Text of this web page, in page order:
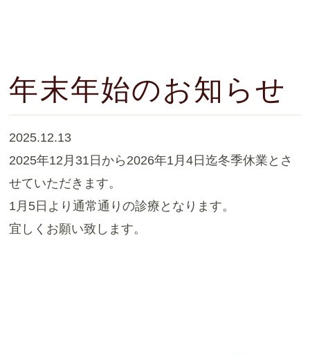
年末年始のお知らせ
2025.12.13
2025年12月31日から2026年1月4日迄冬季休業とさ
せていただきます。
1月5日より通常通りの診療となります。
宜しくお願い致します。